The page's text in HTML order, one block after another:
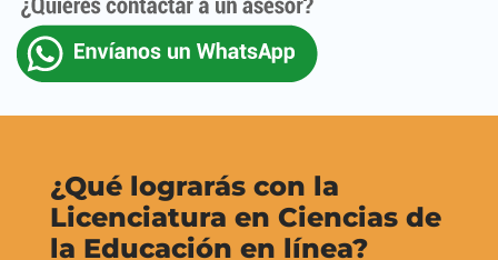
¿Qué lograrás con la
Licenciatura en Ciencias de
la Educación en línea?